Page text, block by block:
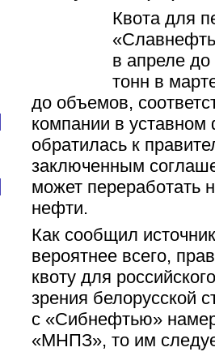
Квота для
в апреле
тонн в
до объемов,
компании в
обратилась к
заключенным
может переработать
нефти.
Как сообщил
вероятнее всего,
квоту для
зрения белорусской
с «Сибнефтью»
«МНПЗ», то им